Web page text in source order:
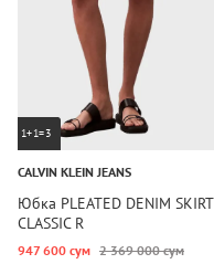
1+1=3
CALVIN KLEIN JEANS
Юбка PLEATED DENIM
CLASSIC R
947 600 сум 2 369 000 сум